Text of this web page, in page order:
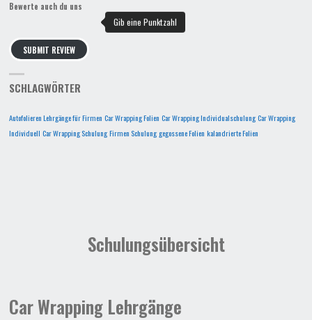
Bewerte auch du uns
SUBMIT REVIEW
SCHLAGWÖRTER
Autofolieren Lehrgänge für Firmen Car Wrapping Folien Car Wrapping Individualschulung Car Wrapping
Individuell Car Wrapping Schulung Firmen Schulung gegossene Folien kalandrierte Folien
Schulungsübersicht
Car Wrapping Lehrgänge